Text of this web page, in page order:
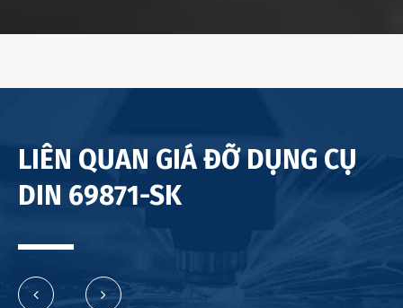
LIÊN QUAN GIÁ ĐỠ DỤNG CỤ
DIN 69871-SK